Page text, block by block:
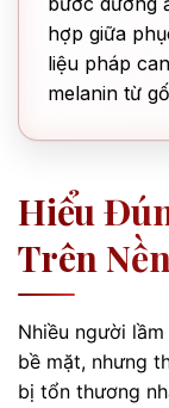
hợp giữa
liệu pháp
melanin từ
Hiểu
Trên
Nhiều người
bề mặt, nhưng
bị tổn thương